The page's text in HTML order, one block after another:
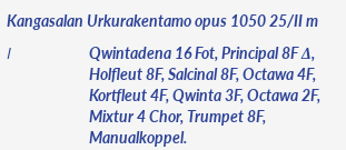
Kangasalan Urkurakentamo opus 1050 25/II m
I
Qwintadena 16 Fot, Principal 8F Δ,
Holfleut 8F, Salcinal 8F, Octawa 4F,
Kortfleut 4F, Qwinta 3F, Octawa 2F,
Mixtur 4 Chor, Trumpet 8F,
Manualkoppel.